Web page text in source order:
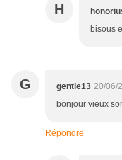
H
bisous
G gentle13 20/06/
bonjour vieux
Répondre